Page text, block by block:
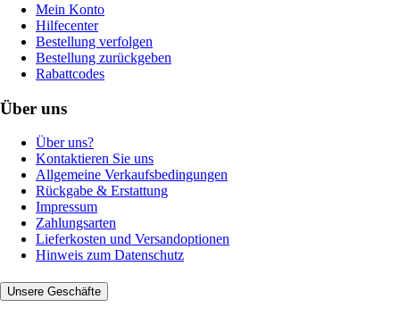
Mein Konto
Hilfecenter
Bestellung verfolgen
Bestellung zurückgeben
Rabattcodes
Über uns
Über uns?
Kontaktieren Sie uns
Allgemeine Verkaufsbedingungen
Rückgabe & Erstattung
Impressum
Zahlungsarten
Lieferkosten und Versandoptionen
Hinweis zum Datenschutz
Unsere Geschäfte